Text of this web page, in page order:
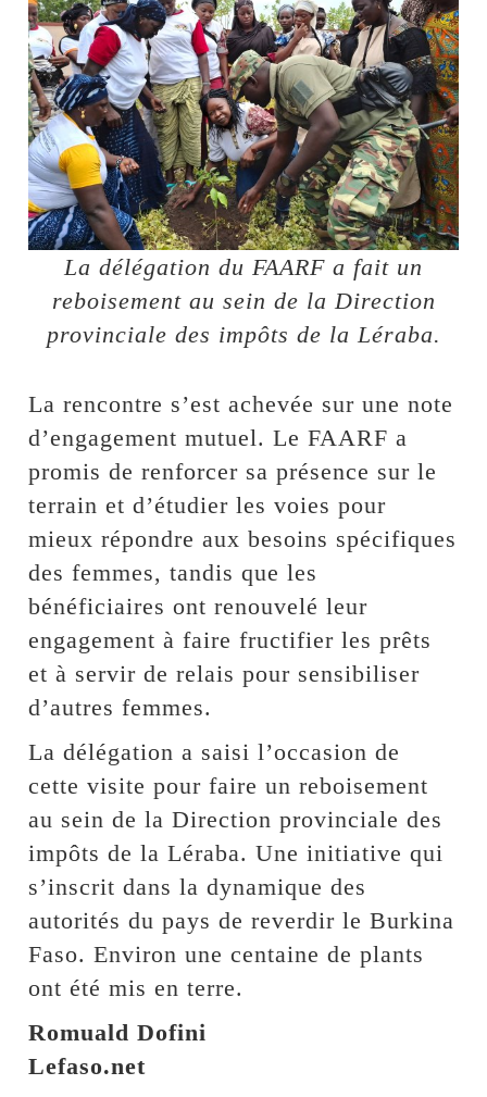
La délégation du FAARF a fait un
reboisement au sein de la Direction
provinciale des impôts de la Léraba.
La rencontre s’est achevée sur une note
d’engagement mutuel. Le FAARF a
promis de renforcer sa présence sur le
terrain et d’étudier les voies pour
mieux répondre aux besoins spécifiques
des femmes, tandis que les
bénéficiaires ont renouvelé leur
engagement à faire fructifier les prêts
et à servir de relais pour sensibiliser
d’autres femmes.
La délégation a saisi l’occasion de
cette visite pour faire un reboisement
au sein de la Direction provinciale des
impôts de la Léraba. Une initiative qui
s’inscrit dans la dynamique des
autorités du pays de reverdir le Burkina
Faso. Environ une centaine de plants
ont été mis en terre.
Romuald Dofini
Lefaso.net